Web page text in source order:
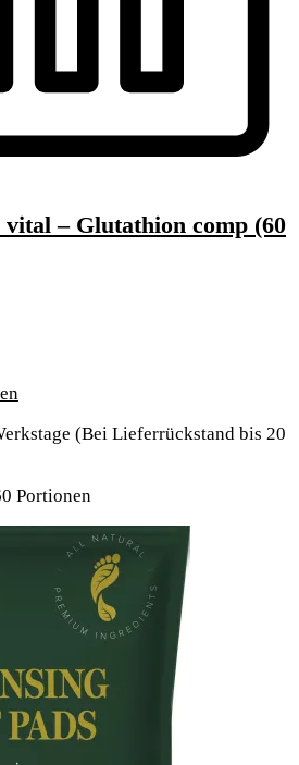
– Glutathion comp (60
(Bei Lieferrückstand bis 20
Portionen